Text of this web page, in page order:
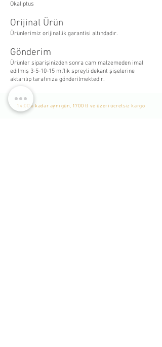
Okaliptus
Orijinal Ürün
Ürünlerimiz orijinallik garantisi altındadır.
Gönderim
Ürünler siparişinizden sonra cam malzemeden imal
edilmiş 3-5-10-15 ml’lik spreyli dekant şişelerine
aktarılıp tarafınıza gönderilmektedir.
14:00'a kadar aynı gün, 1700 tl ve üzeri ücretsiz kargo